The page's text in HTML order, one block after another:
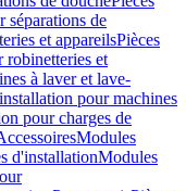
séparations de
et appareilsPièces
robinetteries et
à laver et lave-
pour machines
pour charges de
Modules
d'installationModules